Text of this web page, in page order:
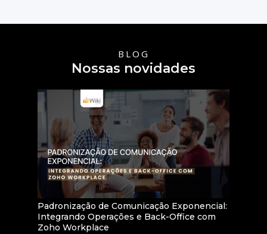
BLOG
Nossas novidades
Padronização de Comunicação Exponencial:
Integrando Operações e Back-Office com
Zoho Workplace